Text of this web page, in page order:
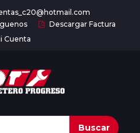
Descargar Factura
Cuenta
Buscar